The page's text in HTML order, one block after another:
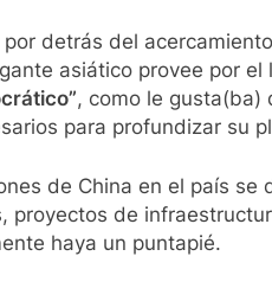
detrás del
asiático provee por
, como le gusta(ba)
para profundizar su
de China en el país
proyectos de
haya un puntapié.